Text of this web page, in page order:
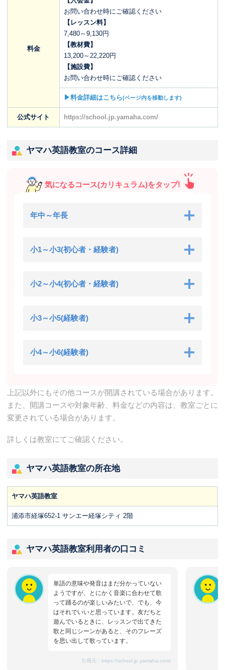
料金
お問い合わせ時にご確認ください
【レッスン料】
7,480～9,130円
【教材費】
13,200～22,220円
【施設費】
お問い合わせ時にご確認ください
▶料金詳細はこちら(ページ内を移動します)
公式サイト https://school.jp.yamaha.com/
ヤマハ英語教室のコース詳細
気になるコース(カリキュラム)をタップ!
年中～年長
小1～小3(初心者・経験者)
小2～小4(初心者・経験者)
小3～小5(経験者)
小4～小6(経験者)
上記以外にもその他コースが開講されている場合があります。
また、開講コースや対象年齢、料金などの内容は、教室ごとに
変更されている場合があります。
詳しくは教室にてご確認ください。
ヤマハ英語教室の所在地
ヤマハ英語教室
浦添市経塚652-1 サンエー経塚シティ 2階
ヤマハ英語教室利用者の口コミ
単語の意味や発音はまだ分かっていない
ようですが、とにかく音楽に合わせて歌
って踊るのが楽しいみたいで、でも、今
はそれでいいと思っています。友だちと
遊んでいるときに、レッスンで出てきた
歌と同じシーンがあると、そのフレーズ
を思い出して歌っています。
引用元： https://school.jp.yamaha.com/